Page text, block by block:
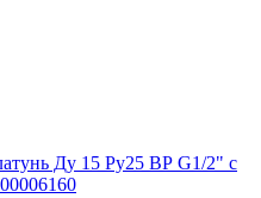
Ду 15 Ру25 ВР G1/2" с